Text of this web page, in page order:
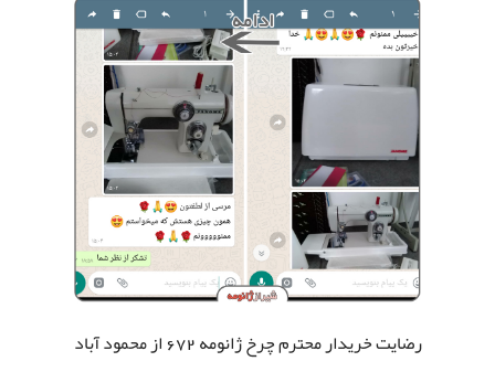
رضایت خریدار محترم چرخ ژانومه 672 از محمود آباد